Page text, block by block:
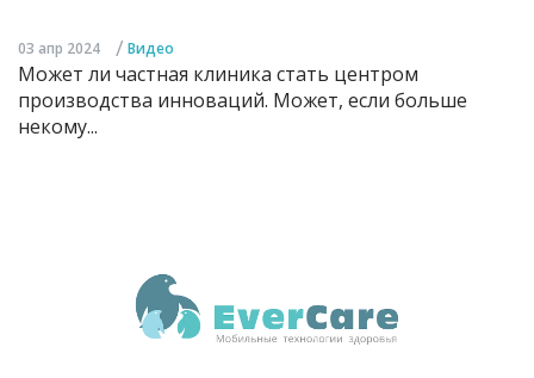
03 апр 2024 / Видео
Может ли частная клиника стать центром
производства инноваций. Может, если больше
некому...